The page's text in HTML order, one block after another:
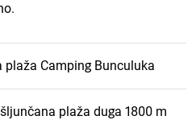
Camping Bunculuka
plaža duga 1800 m